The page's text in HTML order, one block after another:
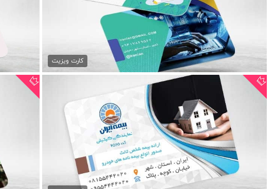
کارت ویزیت آموزشگاه...
79,000 تومان
کارت ویزیت
کارت ویزیت مرکز بیمه ایران
79,000 تومان